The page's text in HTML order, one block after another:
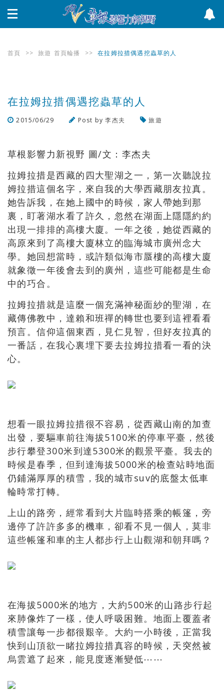
首頁 >> 旅遊 首頁輪播 >> 在拉姆拉措偶遇挖蟲草的人
在拉姆拉措偶遇挖蟲草的人
2015/06/29 Post by李杰夫
旅遊
草根影響力新視野 圖/文：李杰夫
拉姆拉措是西藏的四大聖湖之一，第一次聽說拉
姆拉措這個名字，來自我的大學西藏朋友拉真。
她告訴我，在她上國中的時候，家人帶她到那
裏，盯著湖水看了許久，忽然在湖面上隱隱約約
出現一排排的高樓大廈。一年之後，她從西藏的
高原來到了高樓大廈林立的臨海城市廣州念大
學。她回想當時，或許類似海市蜃樓的高樓大廈
就象徵一年後會去到的廣州，這些可能都是生命
中的巧合。
拉姆拉措就是這麼一個充滿神秘面紗的聖湖，在
藏傳佛教中，達賴和班禪的轉世也要到這裡看看
預言。信仰這個東西，見仁見智，但好友拉真的
一番話，在我心裏埋下要去拉姆拉措看一看的決
心。
想看一眼拉姆拉措很不容易，從西藏山南的加查
出發，要驅車前往海拔5100米的停車平臺，然後
步行攀登300米到達5300米的觀景平臺。我去的
時候是春季，但到達海拔5000米的檢查站時地面
仍鋪滿厚厚的積雪，我的城市suv的底盤太低車
輪時常打轉。
上山的路旁，經常看到大片臨時搭乘的帳篷，旁
邊停了許許多多的機車，卻看不見一個人，莫非
這些帳篷和車的主人都步行上山觀湖和朝拜嗎？
在海拔5000米的地方，大約500米的山路步行起
來肺像炸了一樣，使人呼吸困難。地面上覆蓋者
積雪讓每一步都很艱辛。大約一小時後，正當我
快到山頂欲一睹拉姆拉措真容的時候，天突然被
烏雲遮了起來，能見度逐漸變低⋯⋯